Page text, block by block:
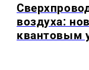
воздуха:
квантовым